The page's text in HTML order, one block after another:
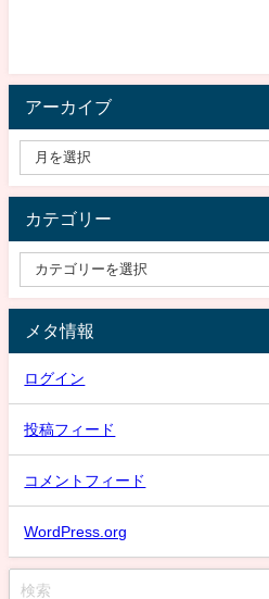
アーカイブ
カテゴリー
メタ情報
ログイン
投稿フィード
コメントフィード
WordPress.org